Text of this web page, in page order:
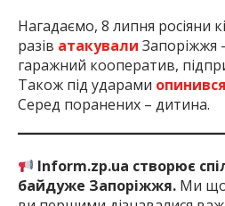
Нагадаємо, 8 липня росіяни
разів атакували Запоріжжя
гаражний кооператив,
Також під ударами опинився
Серед поранених – дитина.
Inform.zp.ua створює
байдуже Запоріжжя. Ми